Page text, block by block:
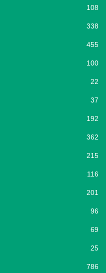
108
338
455
100
22
37
192
362
215
116
201
96
69
25
786